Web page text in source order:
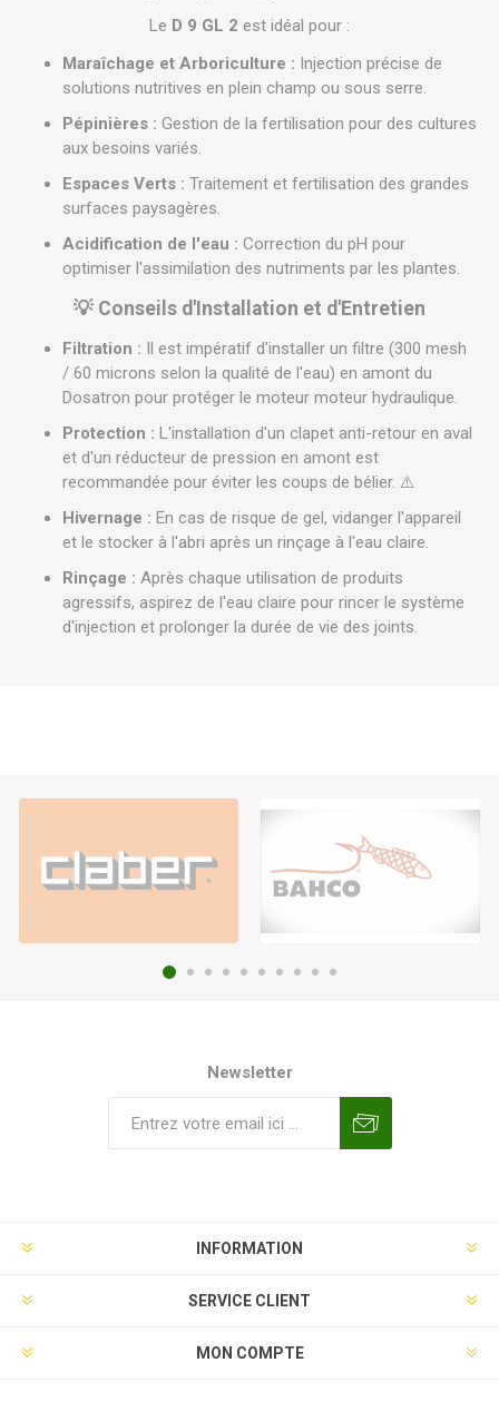
Le D 9 GL 2 est idéal pour :
Maraîchage et Arboriculture : Injection précise de
solutions nutritives en plein champ ou sous serre.
Pépinières : Gestion de la fertilisation pour des cultures
aux besoins variés.
Espaces Verts : Traitement et fertilisation des grandes
surfaces paysagères.
Acidification de l'eau : Correction du pH pour
optimiser l'assimilation des nutriments par les plantes.
💡 Conseils d'Installation et d'Entretien
Filtration : Il est impératif d'installer un filtre (300 mesh
/ 60 microns selon la qualité de l'eau) en amont du
Dosatron pour protéger le moteur moteur hydraulique.
Protection : L'installation d'un clapet anti-retour en aval
et d'un réducteur de pression en amont est
recommandée pour éviter les coups de bélier. ⚠️
Hivernage : En cas de risque de gel, vidanger l'appareil
et le stocker à l'abri après un rinçage à l'eau claire.
Rinçage : Après chaque utilisation de produits
agressifs, aspirez de l'eau claire pour rincer le système
d'injection et prolonger la durée de vie des joints.
Newsletter
INFORMATION
SERVICE CLIENT
MON COMPTE